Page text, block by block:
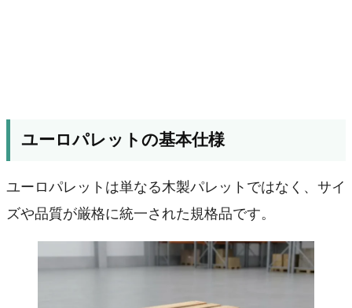
ユーロパレットの基本仕様
ユーロパレットは単なる木製パレットではなく、サイ
ズや品質が厳格に統一された規格品です。